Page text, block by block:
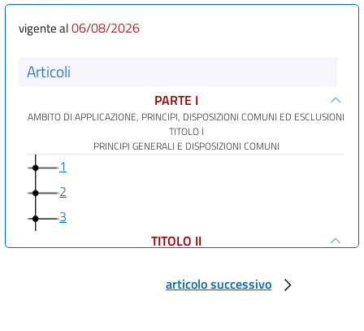
vigente al06/08/2026
Articoli
PARTE I
AMBITO DI APPLICAZIONE, PRINCIPI, DISPOSIZIONI COMUNI ED ESCLUSIONI
TITOLO I
PRINCIPI GENERALI E DISPOSIZIONI COMUNI
1
2
3
TITOLO II
articolo successivo